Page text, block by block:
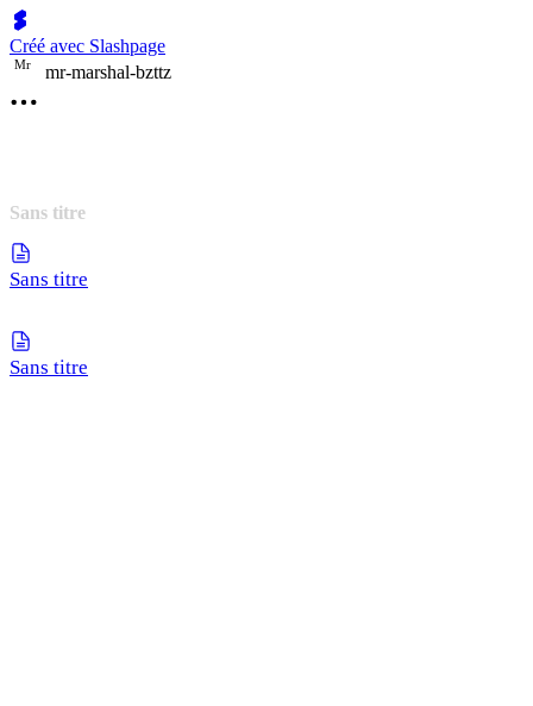
Créé avec Slashpage
Mr mr-marshal-bzttz
Sans titre
Sans titre
Sans titre